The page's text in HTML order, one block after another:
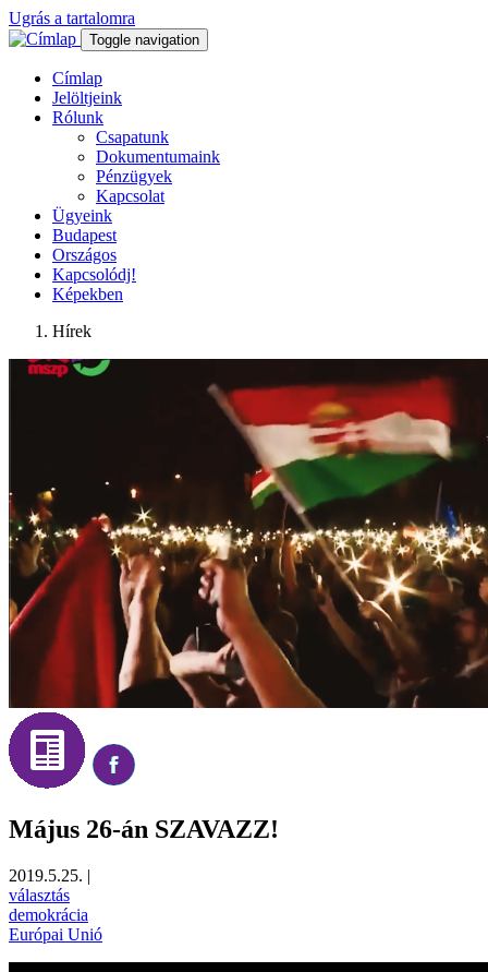
Ugrás a tartalomra
Toggle navigation
Címlap
Jelöltjeink
Rólunk
Csapatunk
Dokumentumaink
Pénzügyek
Kapcsolat
Ügyeink
Budapest
Országos
Kapcsolódj!
Képekben
Hírek
Május 26-án SZAVAZZ!
2019.5.25. |
választás
demokrácia
Európai Unió